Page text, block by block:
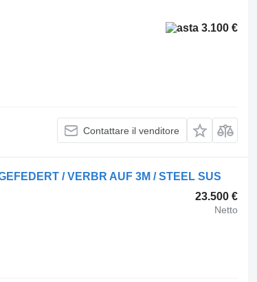
3.100 €
Contattare il venditore
/ VERBR AUF 3M / STEEL SUS
23.500 €
Netto